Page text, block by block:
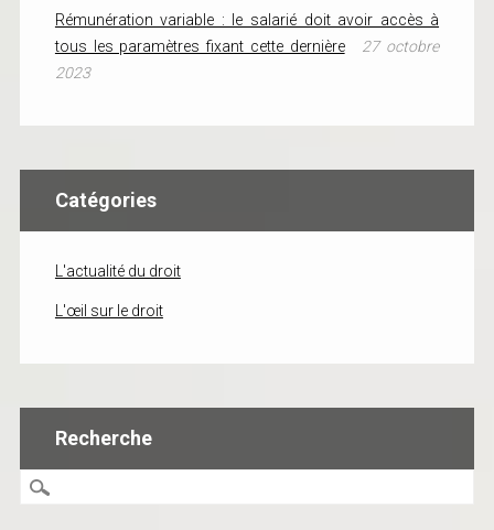
Rémunération variable : le salarié doit avoir accès à
tous les paramètres fixant cette dernière
27 octobre
2023
Catégories
L'actualité du droit
L'œil sur le droit
Recherche